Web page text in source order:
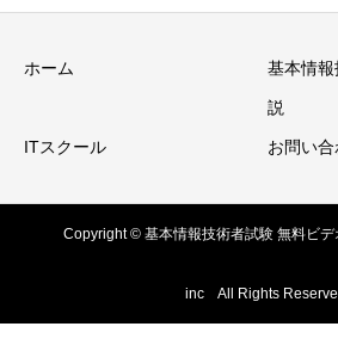
ホーム 基本情
説
ITスクール お問い
Copyright © 基本情報技術者試験 無料ビ
inc All Rights